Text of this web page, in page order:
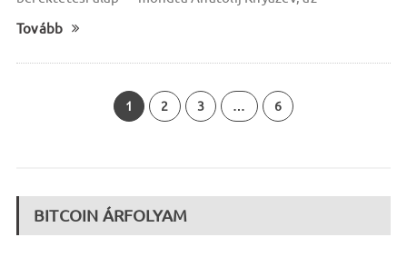
Tovább
1 2 3 … 6
BITCOIN ÁRFOLYAM